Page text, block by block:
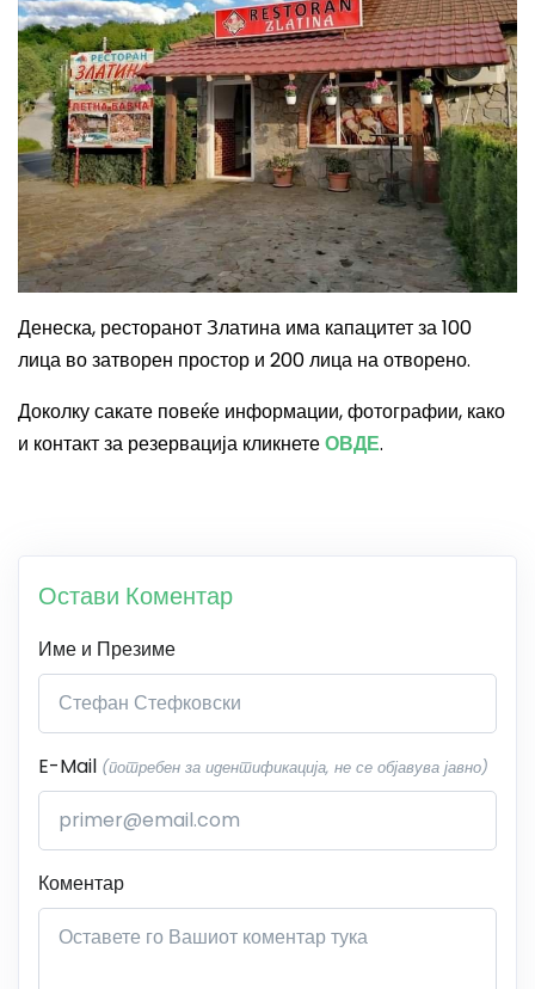
Денеска, ресторанот Златина има капацитет за 100
лица во затворен простор и 200 лица на отворено.
Доколку сакате повеќе информации, фотографии, како
и контакт за резервација кликнетеОВДЕ.
Остави Коментар
Име и Презиме
E-Mail (потребен за идентификација, не се објавува јавно)
Коментар